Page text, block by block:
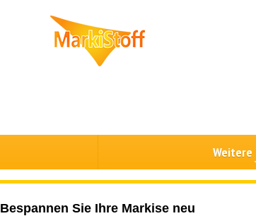
Weitere
Bespannen Sie Ihre Markise neu